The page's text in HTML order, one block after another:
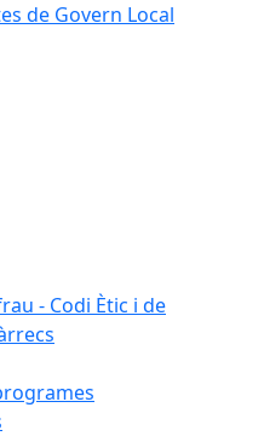
de Govern Local
- Codi Ètic i de